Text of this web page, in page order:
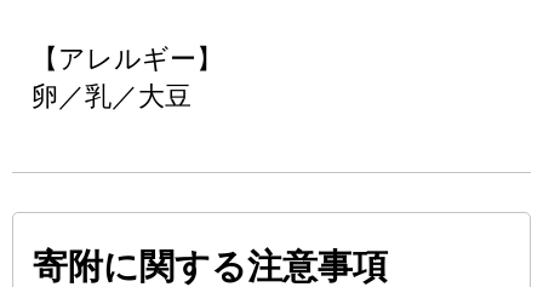
【アレルギー】
卵／乳／大豆
寄附に関する注意事項